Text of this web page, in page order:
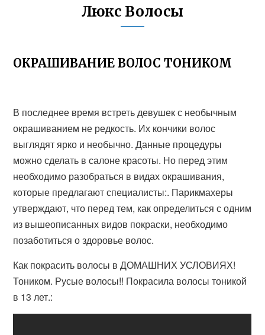
Люкс Волосы
ОКРАШИВАНИЕ ВОЛОС ТОНИКОМ
В последнее время встреть девушек с необычным
окрашиванием не редкость. Их кончики волос
выглядят ярко и необычно. Данные процедуры
можно сделать в салоне красоты. Но перед этим
необходимо разобраться в видах окрашивания,
которые предлагают специалисты:. Парикмахеры
утверждают, что перед тем, как определиться с одним
из вышеописанных видов покраски, необходимо
позаботиться о здоровье волос.
Как покрасить волосы в ДОМАШНИХ УСЛОВИЯХ!
Тоником. Русые волосы!! Покрасила волосы тоникой
в 13 лет.: